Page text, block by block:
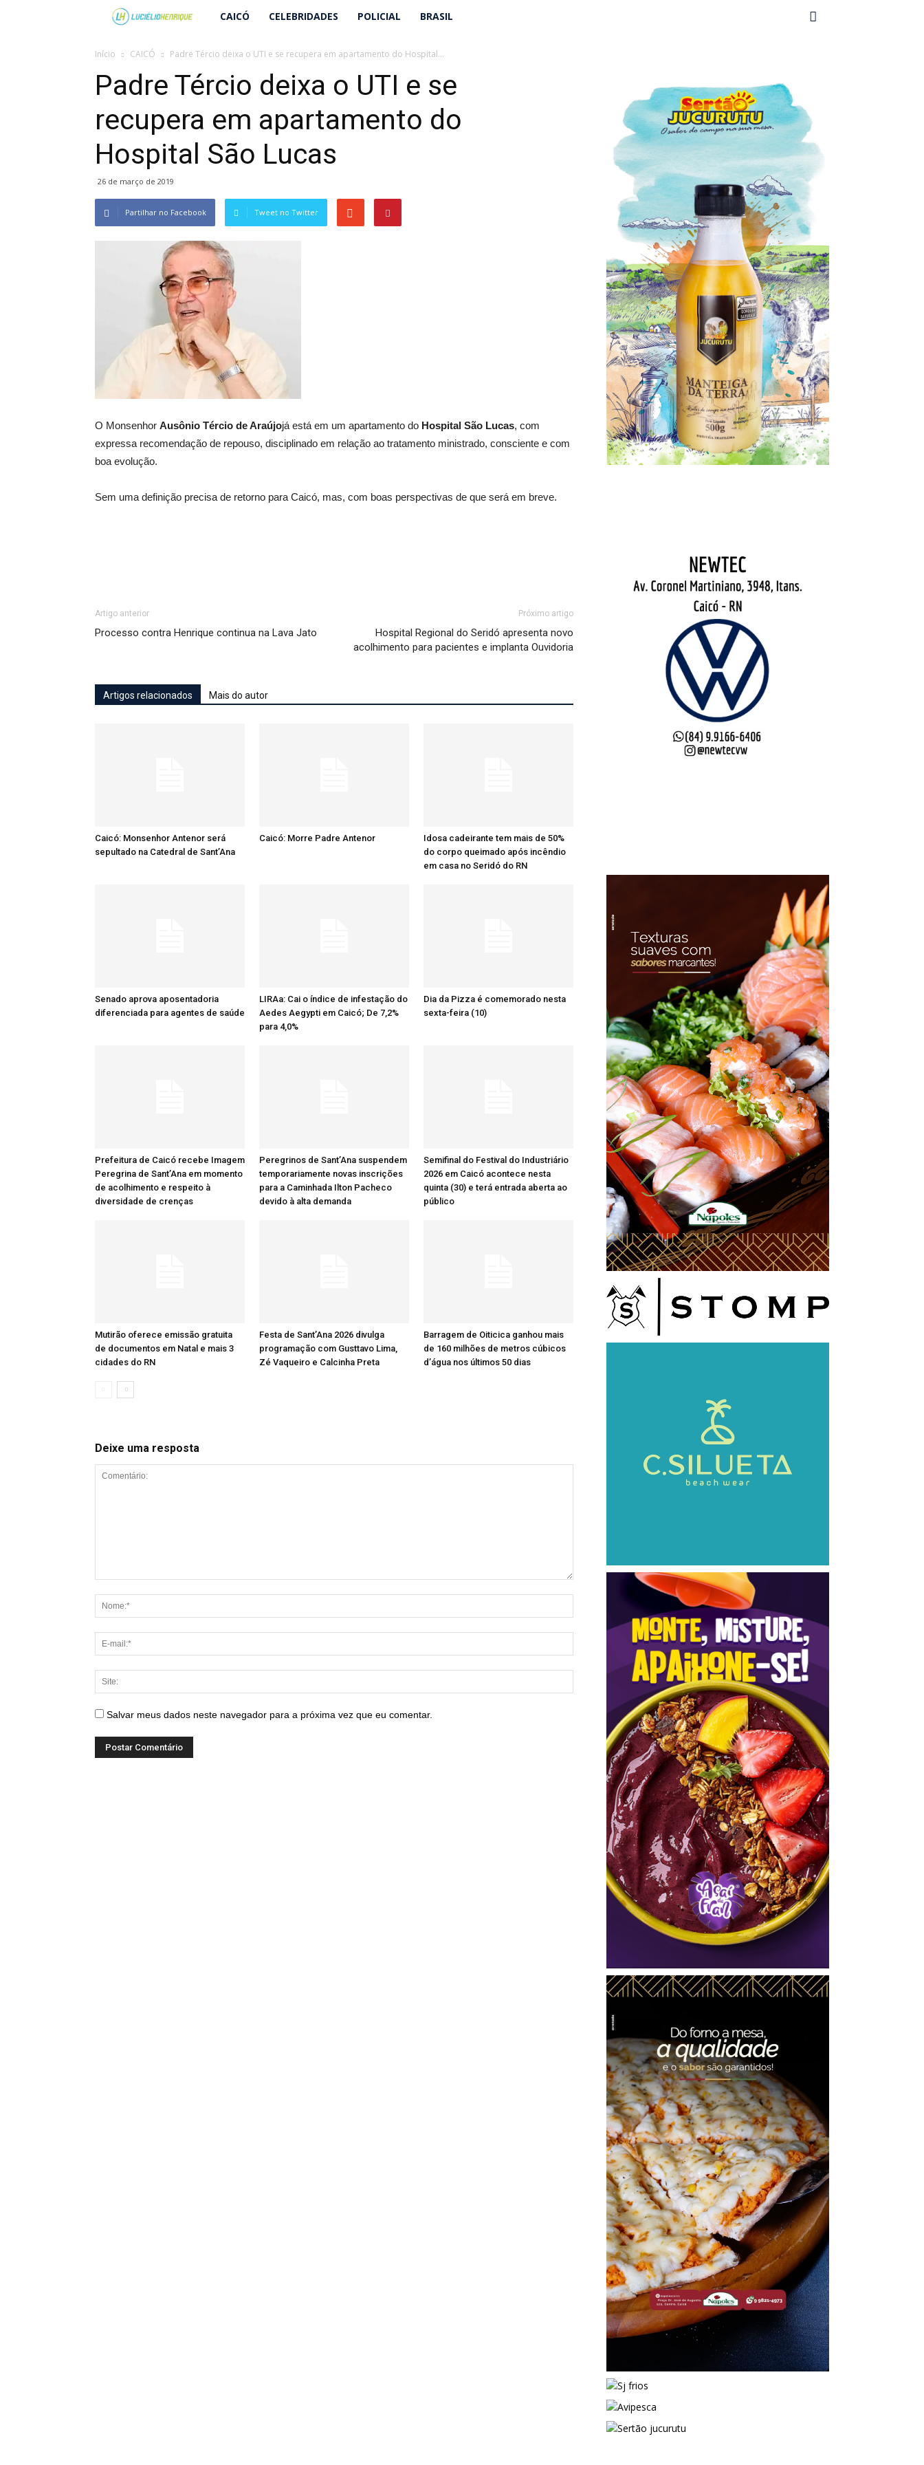
Lucielio
Henrique
CAICÓ CELEBRIDADES POLICIAL BRASIL
Início CAICÓ Padre Tércio deixa o UTI e se recupera em apartamento do Hospital...
Padre Tércio deixa o UTI e se
recupera em apartamento do
Hospital São Lucas
26 de março de 2019
Partilhar no Facebook Tweet no Twitter
O Monsenhor Ausônio Tércio de Araújojá está em um apartamento do Hospital São Lucas, com
expressa recomendação de repouso, disciplinado em relação ao tratamento ministrado, consciente e com
boa evolução.
Sem uma definição precisa de retorno para Caicó, mas, com boas perspectivas de que será em breve.
Artigo anterior
Processo contra Henrique continua na Lava Jato
Próximo artigo
Hospital Regional do Seridó apresenta novo
acolhimento para pacientes e implanta Ouvidoria
Artigos relacionados Mais do autor
Caicó: Monsenhor Antenor será
sepultado na Catedral de Sant’Ana
Caicó: Morre Padre Antenor
Idosa cadeirante tem mais de 50%
do corpo queimado após incêndio
em casa no Seridó do RN
Senado aprova aposentadoria
diferenciada para agentes de saúde
LIRAa: Cai o índice de infestação do
Aedes Aegypti em Caicó; De 7,2%
para 4,0%
Dia da Pizza é comemorado nesta
sexta-feira (10)
Prefeitura de Caicó recebe Imagem
Peregrina de Sant’Ana em momento
de acolhimento e respeito à
diversidade de crenças
Peregrinos de Sant’Ana suspendem
temporariamente novas inscrições
para a Caminhada Ilton Pacheco
devido à alta demanda
Semifinal do Festival do Industriário
2026 em Caicó acontece nesta
quinta (30) e terá entrada aberta ao
público
Mutirão oferece emissão gratuita
de documentos em Natal e mais 3
cidades do RN
Festa de Sant’Ana 2026 divulga
programação com Gusttavo Lima,
Zé Vaqueiro e Calcinha Preta
Barragem de Oiticica ganhou mais
de 160 milhões de metros cúbicos
d’água nos últimos 50 dias
Deixe uma resposta
Salvar meus dados neste navegador para a próxima vez que eu comentar.